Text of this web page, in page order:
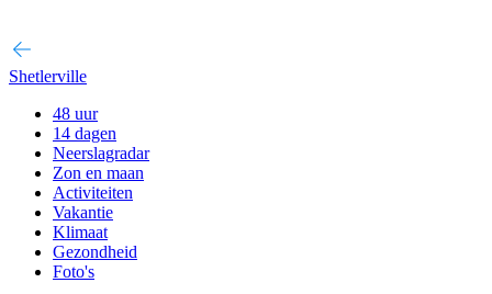
Shetlerville
48 uur
14 dagen
Neerslagradar
Zon en maan
Activiteiten
Vakantie
Klimaat
Gezondheid
Foto's